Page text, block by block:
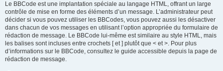
Le BBCode est une implantation spéciale au langage HTML, offrant un large
contrôle de mise en forme des éléments d’un message. L’administrateur peut
décider si vous pouvez utiliser les BBCodes, vous pouvez aussi les désactiver
dans chacun de vos messages en utilisant l’option appropriée du formulaire de
rédaction de message. Le BBCode lui-même est similaire au style HTML, mais
les balises sont incluses entre crochets [ et ] plutôt que < et >. Pour plus
d’informations sur le BBCode, consultez le guide accessible depuis la page de
rédaction de message.